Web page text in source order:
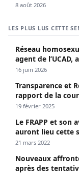
8 août 2026
LES PLUS LUS CETTE
Réseau
agent de l’UCAD,
propagé le VIH
16 juin 2026
Transparence et
rapport de la
19 février 2025
Le FRAPP et son
auront lieu cette
21 mars 2022
Nouveaux
après des